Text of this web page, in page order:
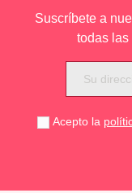
Suscríbete a
todas las
Acepto la